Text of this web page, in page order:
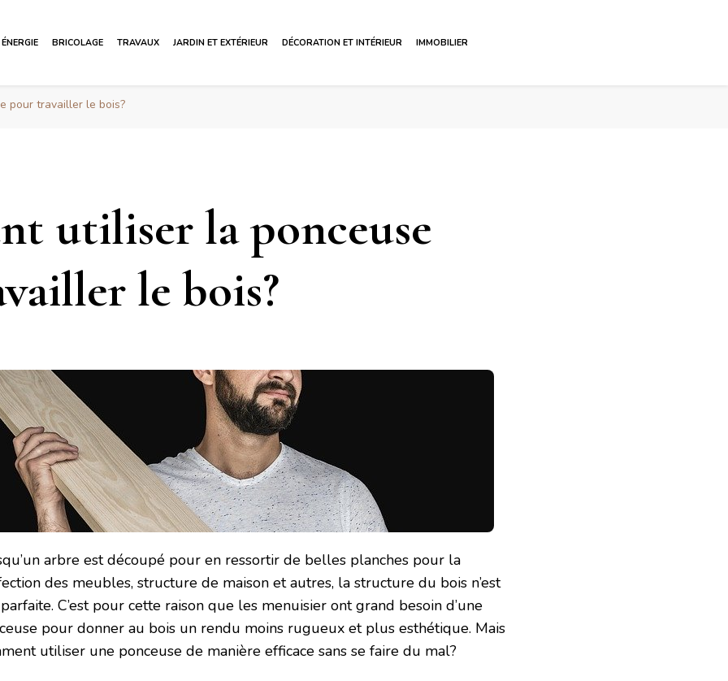
ÉNERGIE BRICOLAGE TRAVAUX JARDIN ET EXTÉRIEUR DÉCORATION ET INTÉRIEUR IMMOBILIER
pour travailler le bois?
utiliser la ponceuse
le bois?
arbre est découpé pour en ressortir de belles planches pour la
des meubles, structure de maison et autres, la structure du bois n’est
C’est pour cette raison que les menuisier ont grand besoin d’une
pour donner au bois un rendu moins rugueux et plus esthétique. Mais
utiliser une ponceuse de manière efficace sans se faire du mal?